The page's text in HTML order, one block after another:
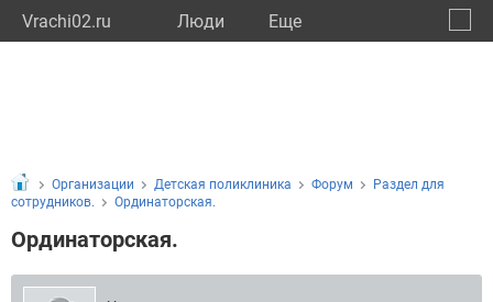
Vrachi02.ru Люди Eще
Организации Детская поликлиника Форум
Раздел для
сотрудников.
Ординаторская.
Ординаторская.